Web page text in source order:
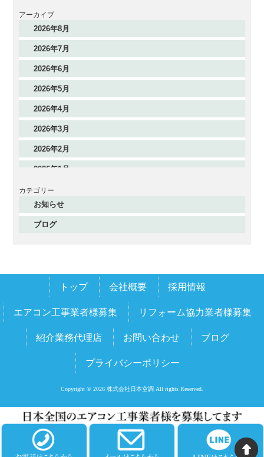
アーカイブ
2026年8月
2026年7月
2026年6月
2026年5月
2026年4月
2026年3月
2026年2月
2026年1月
2025年12月
2025年11月
2025年10月
2025年7月
2025年6月
2025年2月
2025年1月
2024年12月
2024年11月
カテゴリー
お知らせ
ブログ
トップ 会社概要 採用情報
エアコン工事業者様募集 リフォーム協力業者様募集
紹介業務代理店 お問い合わせ ブログ
プライバシーポリシー
Copyright © 2026 株式会社日本空調 All rights Reserved.